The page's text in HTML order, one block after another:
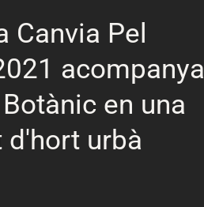
Canvia Pel
acompanya
en una
urbà